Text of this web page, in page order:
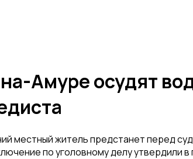
Амуре осудят
местный житель предстанет перед
по уголовному делу утвердили в